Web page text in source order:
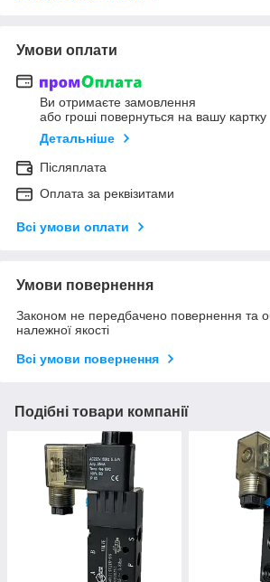
Умови оплати
Ви отримаєте замовлення
або гроші повернуться на вашу картку
Детальніше
Післяплата
Оплата за реквізитами
Всі умови оплати
Умови повернення
Законом не передбачено повернення та
належної якості
Всі умови повернення
Подібні товари компанії